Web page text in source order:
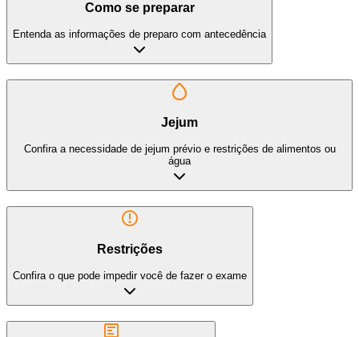
Como se preparar
Entenda as informações de preparo com antecedência
Jejum
Confira a necessidade de jejum prévio e restrições de alimentos ou
água
Restrições
Confira o que pode impedir você de fazer o exame